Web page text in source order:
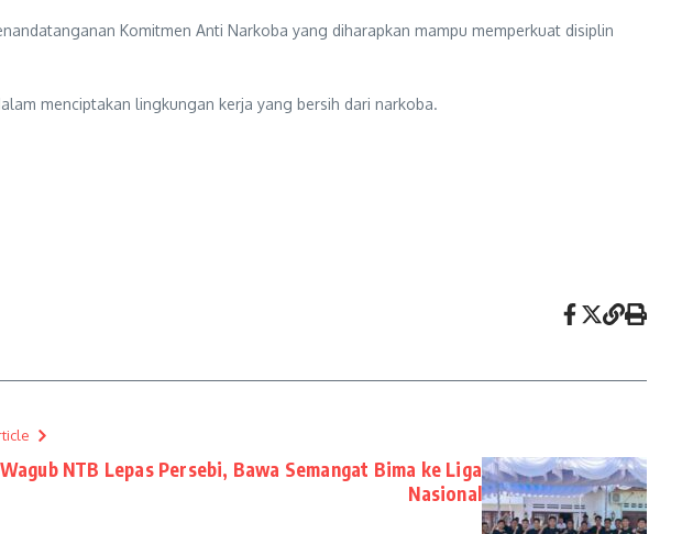
Komitmen Anti Narkoba yang diharapkan mampu memperkuat disiplin
menciptakan lingkungan kerja yang bersih dari narkoba.
Wagub NTB Lepas Persebi, Bawa Semangat Bima ke Liga
Nasional